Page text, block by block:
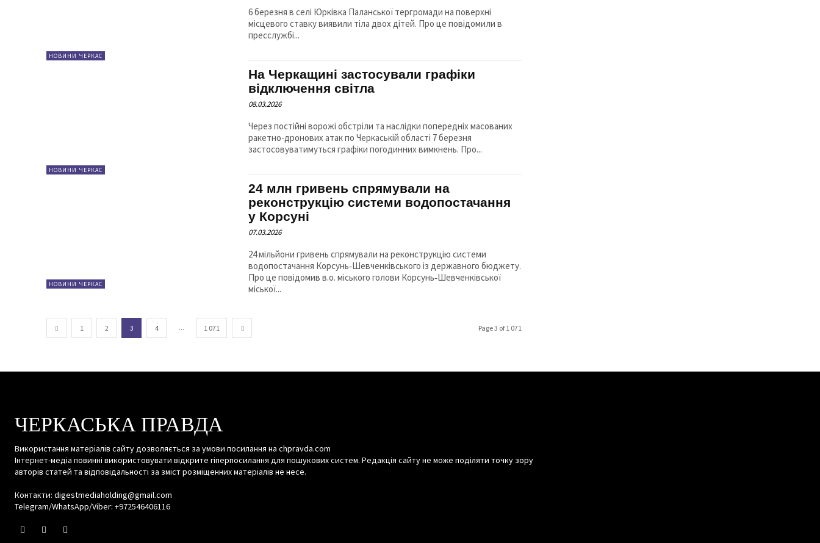
НОВИНИ ЧЕРКАС
6 березня в селі Юрківка Паланської тергромади на поверхні
місцевого ставку виявили тіла двох дітей. Про це повідомили в
пресслужбі...
НОВИНИ ЧЕРКАС
На Черкащині застосували графіки
відключення світла
08.03.2026
Через постійні ворожі обстріли та наслідки попередніх масованих
ракетно-дронових атак по Черкаській області 7 березня
застосовуватимуться графіки погодинних вимкнень. Про...
НОВИНИ ЧЕРКАС
24 млн гривень спрямували на
реконструкцію системи водопостачання
у Корсуні
07.03.2026
24 мільйони гривень спрямували на реконструкцію системи
водопостачання Корсунь‐Шевченківського із державного бюджету.
Про це повідомив в.о. міського голови Корсунь‐Шевченківської
міської...
1 2 3 4 ... 1 071 Page 3 of 1 071
ЧЕРКАСЬКА ПРАВДА
Використання матеріалів сайту дозволяється за умови посилання на chpravda.com
Інтернет-медіа повинні використовувати відкрите гіперпосилання для пошукових систем. Редакція сайту не може поділяти точку зору
авторів статей та відповідальності за зміст розміщенних матеріалів не несе.
Контакти: digestmediaholding@gmail.com
Telegram/WhatsApp/Viber: +972546406116